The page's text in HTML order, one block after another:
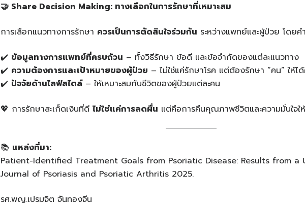
🤝 Share Decision Making: ทางเลือกในการรักษาที่เหมาะสม
การเลือกแนวทางการรักษา ควรเป็นการตัดสินใจร่วมกัน ระหว่างแพทย์และผู้ป่วย โดยค
✔️ ข้อมูลทางการแพทย์ที่ครบถ้วน – ทั้งวิธีรักษา ข้อดี และข้อจำกัดของแต่ละแนวทาง
✔️ ความต้องการและเป้าหมายของผู้ป่วย – ไม่ใช่แค่รักษาโรค แต่ต้องรักษา “คน” ใ
✔️ ปัจจัยด้านไลฟ์สไตล์– ให้เหมาะสมกับชีวิตของผู้ป่วยแต่ละคน
💖 การรักษาสะเก็ดเงินที่ดี ไม่ใช่แค่การลดผื่น แต่คือการคืนคุณภาพชีวิตและความมั่นใจใ
📚 แหล่งที่มา:
Patient-Identified Treatment Goals from Psoriatic Disease: Results from a
Journal of Psoriasis and Psoriatic Arthritis 2025.
รศ.พญ.เปรมจิต จันทองจีน